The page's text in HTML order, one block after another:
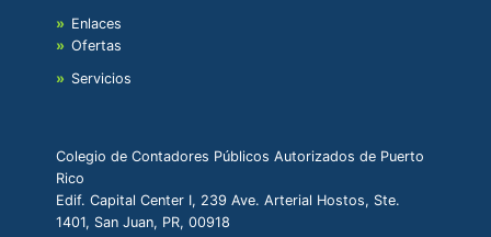
Enlaces
Ofertas
Servicios
Colegio de Contadores Públicos Autorizados de Puerto
Rico
Edif. Capital Center I, 239 Ave. Arterial Hostos, Ste.
1401, San Juan, PR, 00918